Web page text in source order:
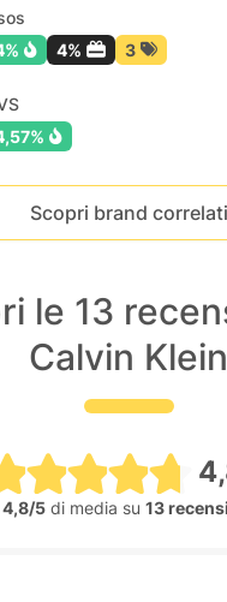
4% 3
Scopri brand correlati
le 13
Calvin Klein
4,8/5di media su 13